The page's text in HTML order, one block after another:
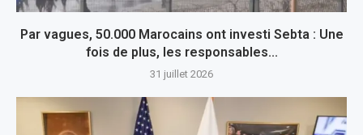
Par vagues, 50.000 Marocains ont investi Sebta : Une
fois de plus, les responsables...
31 juillet 2026